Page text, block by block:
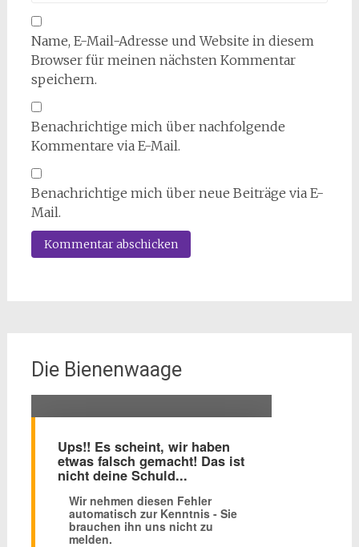
Name, E-Mail-Adresse und Website in diesem
Browser für meinen nächsten Kommentar
speichern.
Benachrichtige mich über nachfolgende
Kommentare via E-Mail.
Benachrichtige mich über neue Beiträge via E-
Mail.
Die Bienenwaage